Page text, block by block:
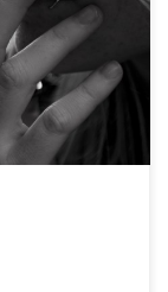
odczuwa
więcej i […]